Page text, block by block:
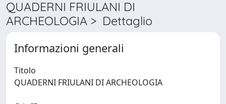
QUADERNI FRIULANI DI
ARCHEOLOGIA > Dettaglio
Informazioni generali
Titolo